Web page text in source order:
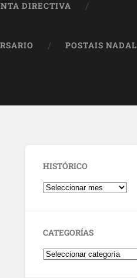
DIRECTIVA
POSTAIS NADAL
HISTÓRICO
CATEGORÍAS